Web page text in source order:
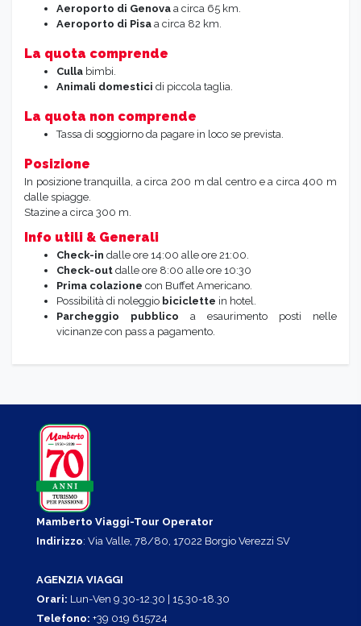
Aeroporto di Genova a circa 65 km.
Aeroporto di Pisa a circa 82 km.
La quota comprende
Culla bimbi.
Animali domestici di piccola taglia.
La quota non comprende
Tassa di soggiorno da pagare in loco se prevista.
Posizione
In posizione tranquilla, a circa 200 m dal centro e a circa 400 m
dalle spiagge.
Stazine a circa 300 m.
Info utili & Generali
Check-in dalle ore 14:00 alle ore 21:00.
Check-out dalle ore 8:00 alle ore 10:30
Prima colazione con Buffet Americano.
Possibilità di noleggio biciclette in hotel.
Parcheggio pubblico a esaurimento posti nelle
vicinanze con pass a pagamento.
Mamberto Viaggi-Tour Operator
Indirizzo: Via Valle, 78/80, 17022 Borgio Verezzi SV
AGENZIA VIAGGI
Orari: Lun-Ven 9.30-12.30 | 15.30-18.30
Telefono: +39 019 615724